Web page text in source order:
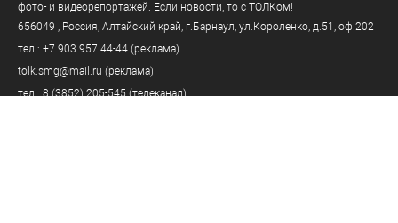
фото- и видеорепортажей. Если новости, то с ТОЛКом!
656049 , Россия, Алтайский край, г.Барнаул, ул.Короленко, д.51, оф.202
тел.: +7 903 957 44-44 (реклама)
tolk.smg@mail.ru (реклама)
тел.:8 (3852) 205-545(телеканал)